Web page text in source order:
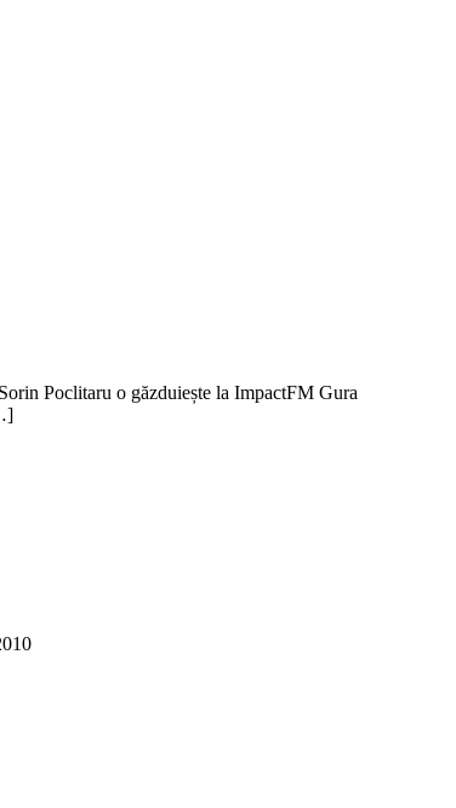
Poclitaru o găzduiește la ImpactFM Gura